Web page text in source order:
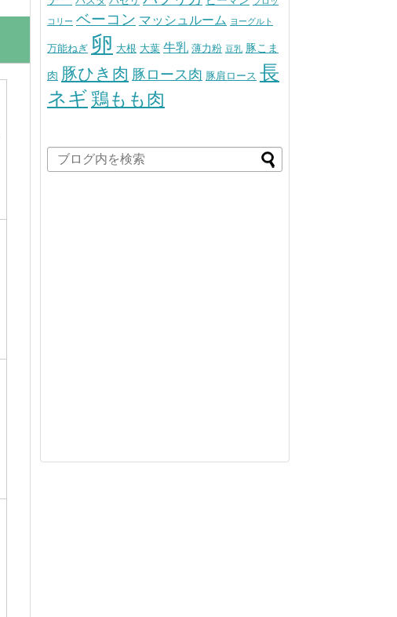
コリー ベーコン マッシュルーム ヨーグルト
万能ねぎ 卵 大根 大葉 牛乳 薄力粉 豆乳 豚こま
肉 豚ひき肉 豚ロース肉 豚肩ロース 長
ネギ鶏もも肉